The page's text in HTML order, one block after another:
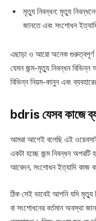
মৃত্যু নিবন্ধন: মৃত্যু
জানতে এবং সংশোধন
এছাড়া ও আরো অনেক গুরুত্বপূর্ণ
যেমন জন্ম-মৃত্যু নিবন্ধন
বিভিন্ন নিয়ম-কানুন এবং
bdris যেসব কাজে
আমরা আগেই বলেছি এই
একটা হচ্ছে জন্ম নিবন্ধন অপরটি
আবেদন, সংশোধন ইত্যাদি কাজ
ঠিক সেই ভাবেই আপনি যদি মৃত্যু
বা সংশোধনের বর্তমান অবস্থা